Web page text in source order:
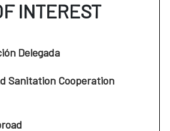
INTEREST
Delegada
Sanitation Cooperation